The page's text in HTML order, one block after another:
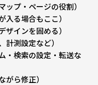
プ・ページの役割）
る場合もここ）
インを固める）
測設定など）
・検索の設定・転送な
ら修正）